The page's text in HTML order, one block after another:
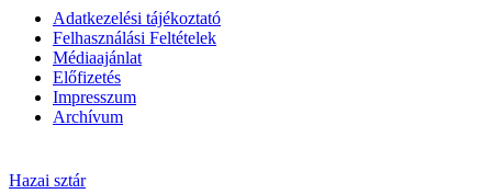
Adatkezelési tájékoztató
Felhasználási Feltételek
Médiaajánlat
Előfizetés
Impresszum
Archívum
Hazai sztár